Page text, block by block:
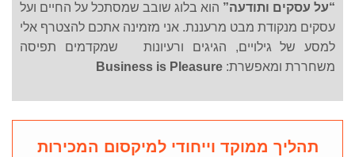
“על עסקים ותודעה” הוא בלוג שובב שמסתכל על החיים ועל
עסקים מנקודת מבט מרעננת. אני מזמינה אתכם להצטרף אלי
למסע של גילויים, הגיגים ורעיונות שמקדמים תפיסה
משחררת ומאפשרת: Business is Pleasure
תהליך ממוקד וייחודי למיקסום המכירות